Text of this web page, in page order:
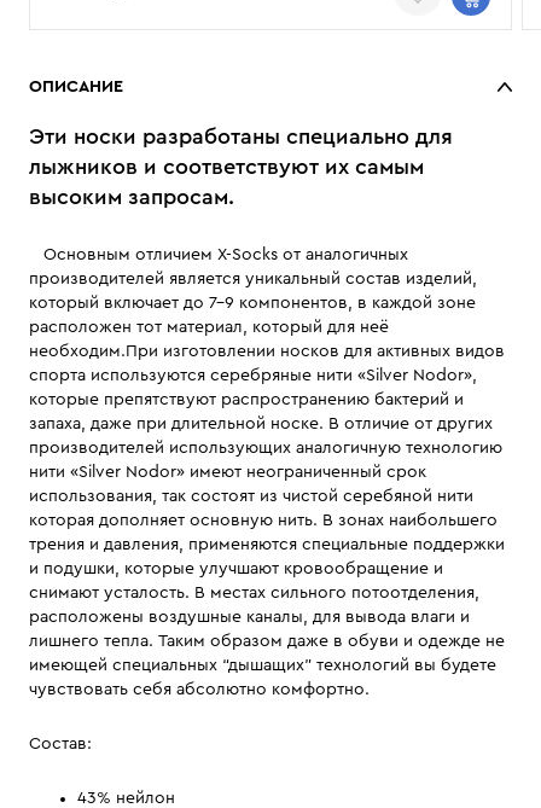
ОПИСАНИЕ
Эти носки разработаны специально для
лыжников и соответствуют их самым
высоким запросам.
Основным отличием X-Soсks от аналогичных
производителей является уникальный состав изделий,
который включает до 7-9 компонентов, в каждой зоне
расположен тот материал, который для неё
необходим.При изготовлении носков для активных видов
спорта используются серебряные нити «Silver Nodor»,
которые препятствуют распространению бактерий и
запаха, даже при длительной носке. В отличие от других
производителей использующих аналогичную технологию
нити «Silver Nodor» имеют неограниченный срок
использования, так состоят из чистой серебяной нити
которая дополняет основную нить. В зонах наибольшего
трения и давления, применяются специальные поддержки
и подушки, которые улучшают кровообращение и
снимают усталость. В местах сильного потоотделения,
расположены воздушные каналы, для вывода влаги и
лишнего тепла. Таким образом даже в обуви и одежде не
имеющей специальных “дышащих” технологий вы будете
чувствовать себя абсолютно комфортно.
Состав:
43% нейлон